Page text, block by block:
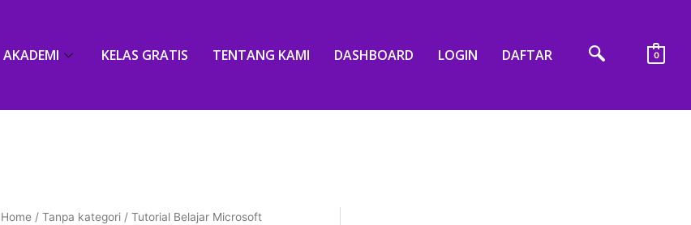
AKADEMI KELAS GRATIS TENTANG KAMI DASHBOARD LOGIN DAFTAR 0
Home/ Tanpa kategori/ Tutorial Belajar Microsoft